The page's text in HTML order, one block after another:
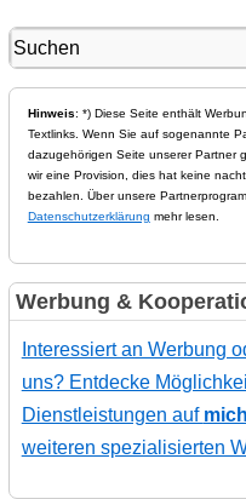
Hinweis: *) Diese Seite enthält
Textlinks. Wenn Sie auf sogenannte
dazugehörigen Seite unserer Partner
wir eine Provision, dies hat keine
bezahlen. Über unsere
Datenschutzerklärung mehr lesen.
Werbung &
Interessiert an Werbung
uns? Entdecke
Dienstleistungen auf
weiteren spezialisierten